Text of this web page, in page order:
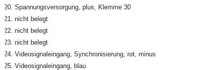
Spannungsversorgung, plus, Klemme 30
nicht belegt
nicht belegt
nicht belegt
Videosignaleingang, Synchronisierung, rot, minus
Videosignaleingang, blau